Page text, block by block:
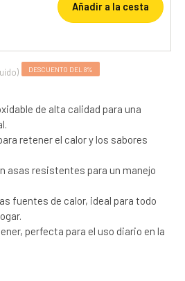
Añadir a la cesta
DESCUENTO DEL 8%
de alta calidad para una
retener el calor y los sabores
asas resistentes para un manejo
fuentes de calor, ideal para todo
perfecta para el uso diario en la